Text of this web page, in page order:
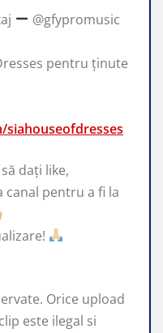
@gfypromusic
pentru ținute
dați like,
canal pentru a fi la
Orice upload
este ilegal si